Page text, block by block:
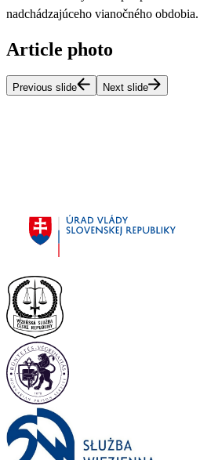
nadchádzajúceho vianočného obdobia.
Article photo
Previous slide Next slide